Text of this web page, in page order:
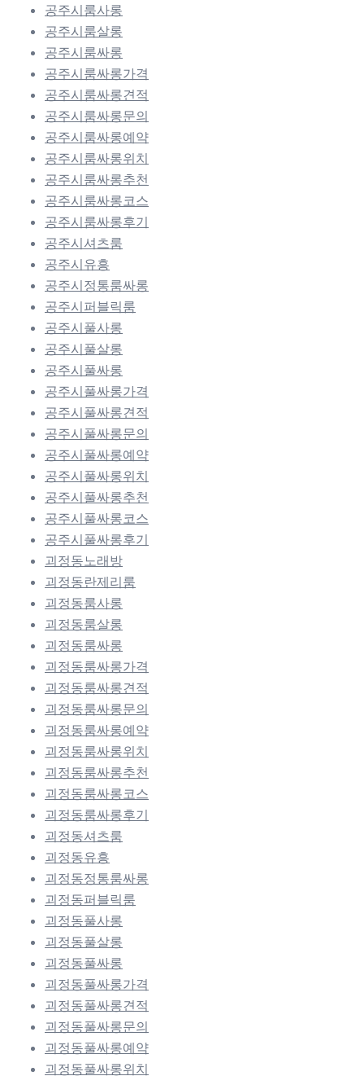
공주시룸사롱
공주시룸살롱
공주시룸싸롱
공주시룸싸롱가격
공주시룸싸롱견적
공주시룸싸롱문의
공주시룸싸롱예약
공주시룸싸롱위치
공주시룸싸롱추천
공주시룸싸롱코스
공주시룸싸롱후기
공주시셔츠룸
공주시유흥
공주시정통룸싸롱
공주시퍼블릭룸
공주시풀사롱
공주시풀살롱
공주시풀싸롱
공주시풀싸롱가격
공주시풀싸롱견적
공주시풀싸롱문의
공주시풀싸롱예약
공주시풀싸롱위치
공주시풀싸롱추천
공주시풀싸롱코스
공주시풀싸롱후기
괴정동노래방
괴정동란제리룸
괴정동룸사롱
괴정동룸살롱
괴정동룸싸롱
괴정동룸싸롱가격
괴정동룸싸롱견적
괴정동룸싸롱문의
괴정동룸싸롱예약
괴정동룸싸롱위치
괴정동룸싸롱추천
괴정동룸싸롱코스
괴정동룸싸롱후기
괴정동셔츠룸
괴정동유흥
괴정동정통룸싸롱
괴정동퍼블릭룸
괴정동풀사롱
괴정동풀살롱
괴정동풀싸롱
괴정동풀싸롱가격
괴정동풀싸롱견적
괴정동풀싸롱문의
괴정동풀싸롱예약
괴정동풀싸롱위치